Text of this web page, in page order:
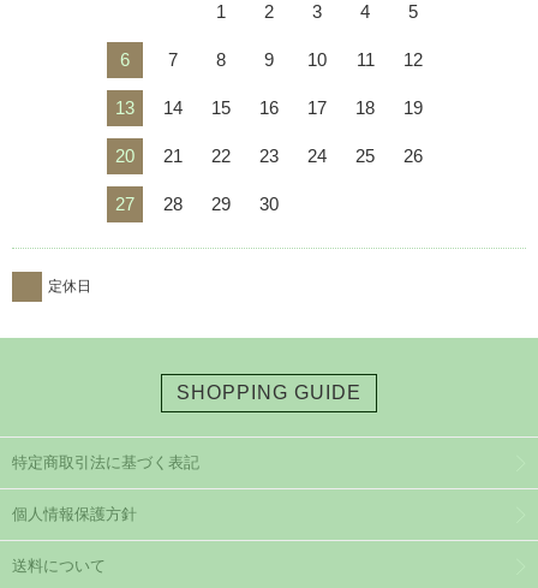
1
2 3 4 5
6 7 8 9 10 11 12
13 14 15 16 17 18 19
20 21 22 23 24 25 26
27 28 29 30
定休日
SHOPPING GUIDE
特定商取引法に基づく表記
個人情報保護方針
送料について